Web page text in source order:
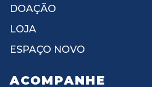
DOAÇÃO
LOJA
ESPAÇO NOVO
ACOMPANHE